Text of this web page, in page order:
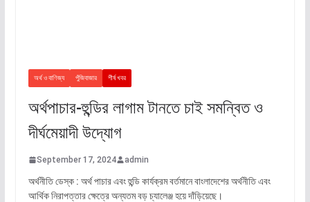
অর্থ ও বাণিজ্য পুঁজিবাজার শীর্ষ খবর
অর্থপাচার-হুন্ডির লাগাম টানতে চাই সমন্বিত ও
দীর্ঘমেয়াদী উদ্যোগ
September 17, 2024 admin
অর্থনীতি ডেস্ক : অর্থ পাচার এবং হুন্ডি কার্যক্রম বর্তমানে বাংলাদেশের অর্থনীতি এবং
আর্থিক নিরাপত্তার ক্ষেত্রে অন্যতম বড় চ্যালেঞ্জ হয়ে দাঁড়িয়েছে।